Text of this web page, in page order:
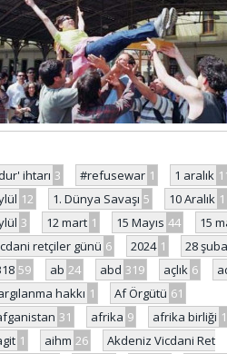
ihtarı 3 #refusewar 1 1 aralık
12 1. Dünya Savaşı 5 10 Aralık 1
3 12 mart 1 15 Mayıs 44
15
retçiler günü 6 2024 1 28
59 ab 24 abd 319 açlık 6
hakkı 1 Af Örgütü 61
31 afrika 9 afrika birliği 1
1 aihm 26
Akdeniz Vicdani Ret